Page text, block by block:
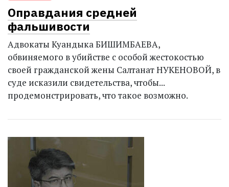
Оправдания средней
фальшивости
Адвокаты Куандыка БИШИМБАЕВА,
обвиняемого в убийстве с особой жестокостью
своей гражданской жены Салтанат НУКЕНОВОЙ, в
суде исказили свидетельства, чтобы...
продемонстрировать, что такое возможно.